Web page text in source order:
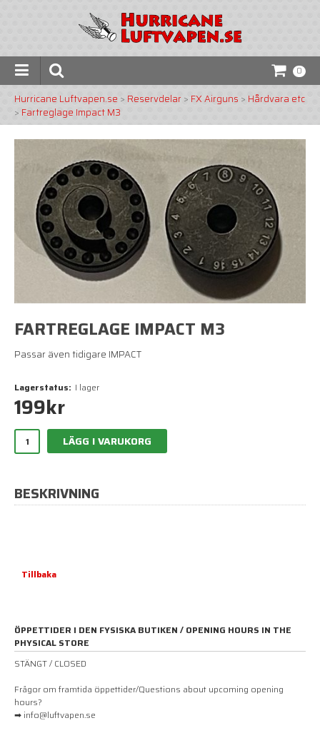
0
Hurricane Luftvapen.se > Reservdelar> FX Airguns > Hårdvara etc
> Fartreglage Impact M3
FARTREGLAGE IMPACT M3
Passar även tidigare IMPACT
Lagerstatus: I lager
199kr
LÄGG I VARUKORG
BESKRIVNING
Tillbaka
ÖPPETTIDER I DEN FYSISKA BUTIKEN / OPENING HOURS IN THE
PHYSICAL STORE
STÄNGT / CLOSED
Frågor om framtida öppettider/Questions about upcoming opening
hours?
➡ info@luftvapen.se